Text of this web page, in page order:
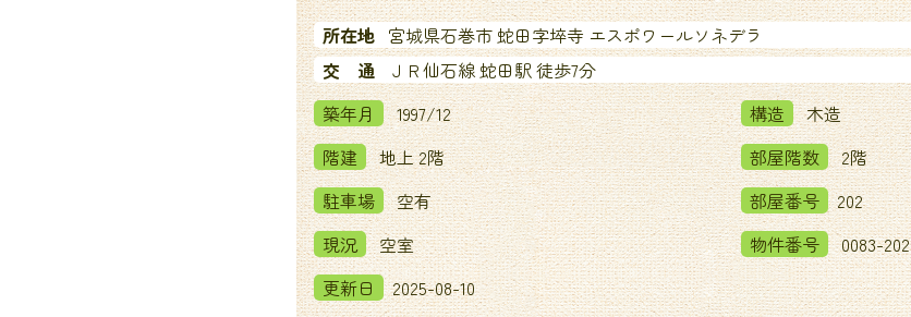
所在地 宮城県石巻市 蛇田字埣寺 エスポワールソネデラ
交 通
ＪＲ仙石線 蛇田駅 徒歩7分
築年月
1997/12 構造
木造
階建
地上 2階 部屋階数
2階
駐車場
空有 部屋番号
202
現況
空室 物件番号
0083-202
更新日
2025-08-10